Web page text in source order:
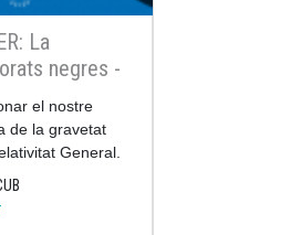
La
negres -
Hawking
el nostre
de la gravetat
General.